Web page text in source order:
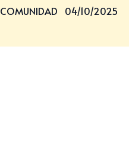
COMUNIDAD 04/10/2025